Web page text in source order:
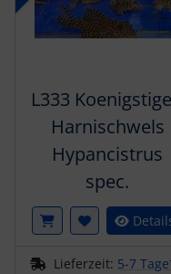
L333
Harnischwels
Hypancistrus
spec.
Lieferzeit: 5-7